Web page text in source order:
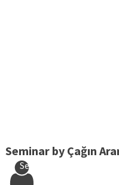
Seminars
Seminar by Çağın